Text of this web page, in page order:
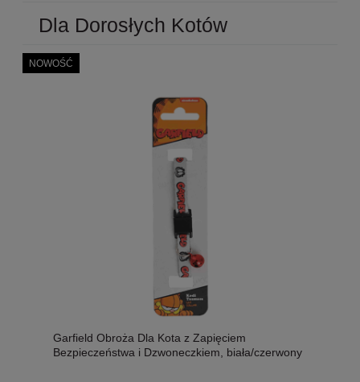
Dla Dorosłych Kotów
Garfield Obroża Dla Kota z Zapięciem
Bezpieczeństwa i Dzwoneczkiem, biała/czerwony
NOWOŚĆ